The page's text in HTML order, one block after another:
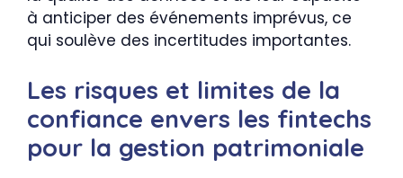
à anticiper des événements imprévus, ce
qui soulève des incertitudes importantes.
Les risques et limites de la
confiance envers les fintechs
pour la gestion patrimoniale